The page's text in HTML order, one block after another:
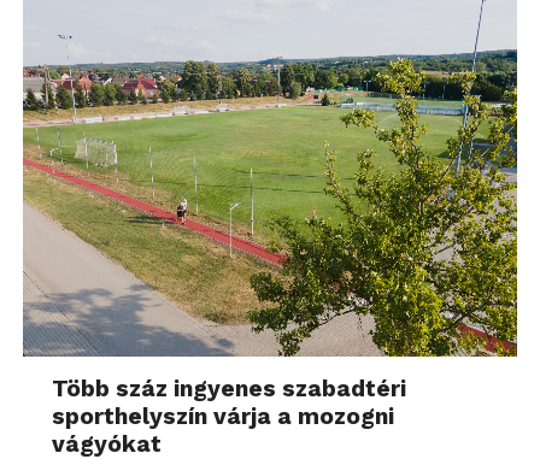
Több száz ingyenes szabadtéri
sporthelyszín várja a mozogni
vágyókat